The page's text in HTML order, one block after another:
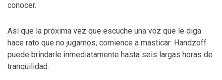
conocer.
Así que la próxima vez que escuche una voz que le diga
hace rato que no jugamos, comience a masticar: Handzoff
puede brindarle inmediatamente hasta seis largas horas de
tranquilidad.